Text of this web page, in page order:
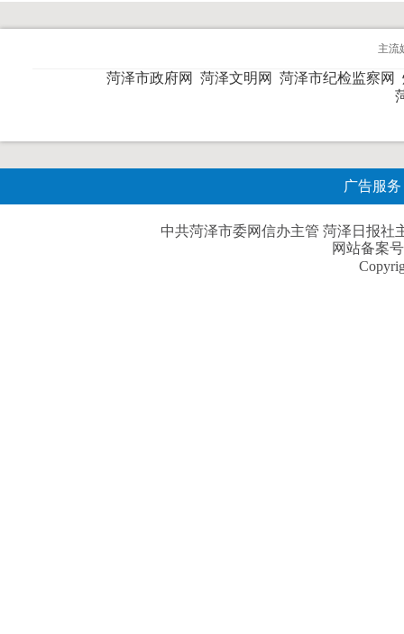
主流
菏泽市政府网 菏泽文明网 菏泽市纪检监察网
广告服务
中共菏泽市委网信办主管 菏泽日报社
网站备案